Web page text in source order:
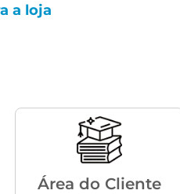
a loja
Área do Cliente